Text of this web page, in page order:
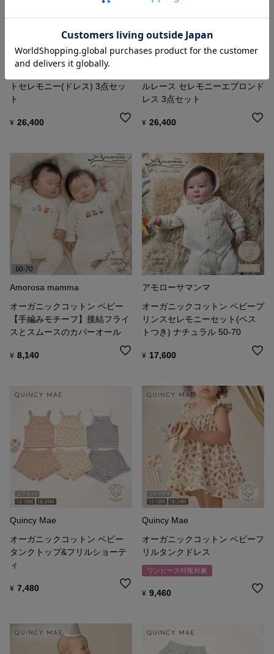
アモローサマンマ
トセレモニー(ドレス) 3点セッ
ト
¥ 26,400
アモローサマンマ
ルレース セレモニーエプロンド
レス 3点セット
¥ 26,400
Amorosa mamma
オーガニックコットン ベビー
【手編みモチーフ】接結フライ
スとスムースのカバーオール
¥ 8,140
アモローサマンマ
オーガニックコットン ベビープ
リンスセレモニーセット(ベス
トつき) ナチュラル 50-70
¥ 17,600
Quincy Mae
オーガニックコットン ベビー
タンクトップ&フリルショーテ
ィ
¥ 7,480
Quincy Mae
オーガニックコットン ベビーフ
リルタンクドレス
ワンピース特集対象
¥ 9,460